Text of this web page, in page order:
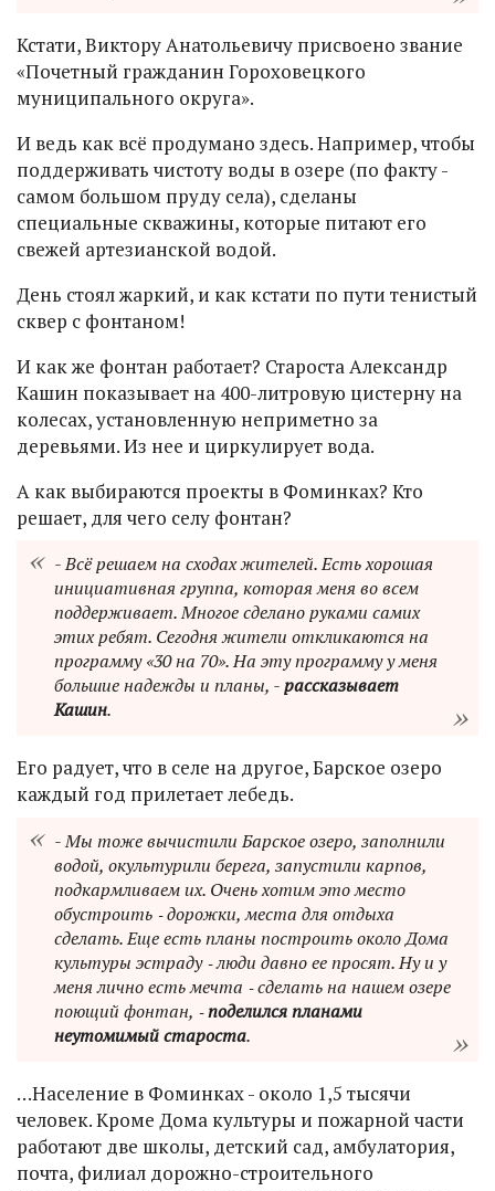
Кстати, Виктору Анатольевичу присвоено звание
«Почетный гражданин Гороховецкого
муниципального округа».
И ведь как всё продумано здесь. Например, чтобы
поддерживать чистоту воды в озере (по факту -
самом большом пруду села), сделаны
специальные скважины, которые питают его
свежей артезианской водой.
День стоял жаркий, и как кстати по пути тенистый
сквер с фонтаном!
И как же фонтан работает? Староста Александр
Кашин показывает на 400-литровую цистерну на
колесах, установленную неприметно за
деревьями. Из нее и циркулирует вода.
А как выбираются проекты в Фоминках? Кто
решает, для чего селу фонтан?
- Всё решаем на сходах жителей. Есть хорошая
инициативная группа, которая меня во всем
поддерживает. Многое сделано руками самих
этих ребят. Сегодня жители откликаются на
программу «30 на 70». На эту программу у меня
большие надежды и планы, -рассказывает
Кашин.
Его радует, что в селе на другое, Барское озеро
каждый год прилетает лебедь.
- Мы тоже вычистили Барское озеро, заполнили
водой, окультурили берега, запустили карпов,
подкармливаем их. Очень хотим это место
обустроить ‑ дорожки, места для отдыха
сделать. Еще есть планы построить около Дома
культуры эстраду ‑ люди давно ее просят. Ну и у
меня лично есть мечта ‑ сделать на нашем озере
поющий фонтан, ‑поделился планами
неутомимый староста.
…Население в Фоминках - около 1,5 тысячи
человек. Кроме Дома культуры и пожарной части
работают две школы, детский сад, амбулатория,
почта, филиал дорожно-строительного